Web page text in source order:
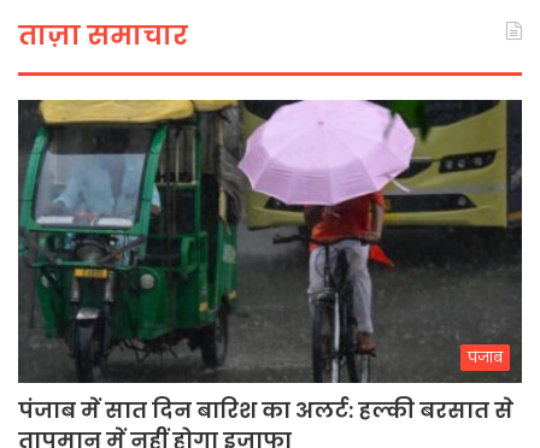
ताज़ा समाचार
पंजाब
पंजाब में सात दिन बारिश का अलर्ट: हल्की बरसात से
तापमान में नहीं होगा इजाफा